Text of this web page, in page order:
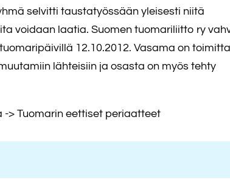
selvitti taustatyössään yleisesti niitä
voidaan laatia. Suomen tuomariliitto ry
12.10.2012. Vasama on
lähteisiin ja osasta on myös tehty
> Tuomarin eettiset periaatteet